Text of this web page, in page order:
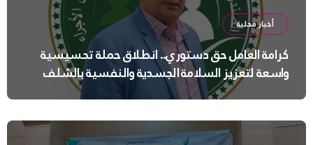
أخبار محلية
كرامة العامل حق دستوري.. انطلاق حملة تحسيسية
واسعة لتعزيز السلامة الجسدية والنفسية بالشلف